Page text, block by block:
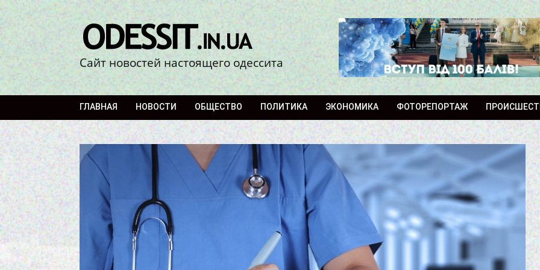
Сайт новостей настоящего одессита
ГЛАВНАЯ НОВОСТИ ОБЩЕСТВО ПОЛИТИКА ЭКОНОМИКА ФОТОРЕПОРТАЖ